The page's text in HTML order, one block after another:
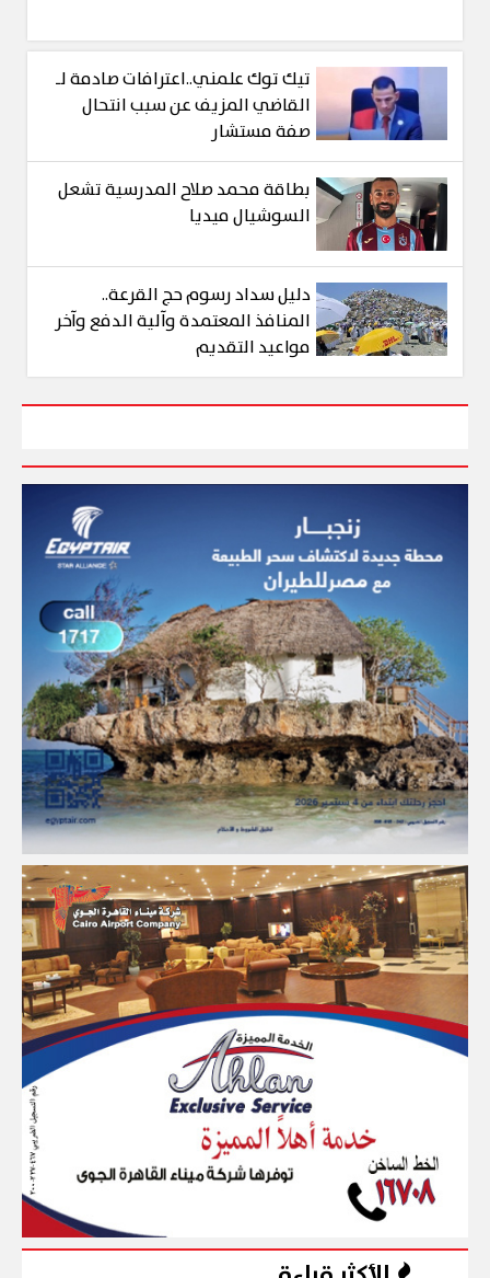
تيك توك علمني..اعترافات صادمة لـ
القاضي المزيف عن سبب انتحال
صفة مستشار
بطاقة محمد صلاح المدرسية تشعل
السوشيال ميديا
دليل سداد رسوم حج القرعة..
المنافذ المعتمدة وآلية الدفع وآخر
مواعيد التقديم